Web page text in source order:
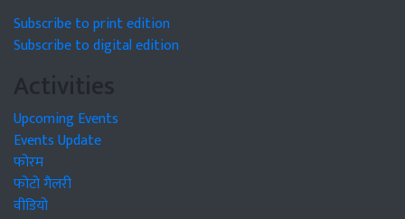
Subscribe to print edition
Subscribe to digital edition
Activities
Upcoming Events
Events Update
फोरम
फोटो गैलरी
वीडियो